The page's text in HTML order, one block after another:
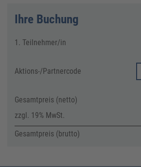
Ihre Buchung
1. Teilnehmer/in
Aktions-/Partnercode
Gesamtpreis (netto)
zzgl. 19% MwSt.
Gesamtpreis (brutto)